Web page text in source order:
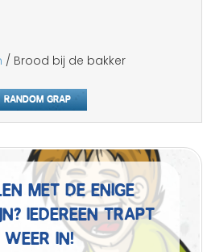
/ Brood bij de bakker
Random grap
met de enige
Iedereen trapt
in!